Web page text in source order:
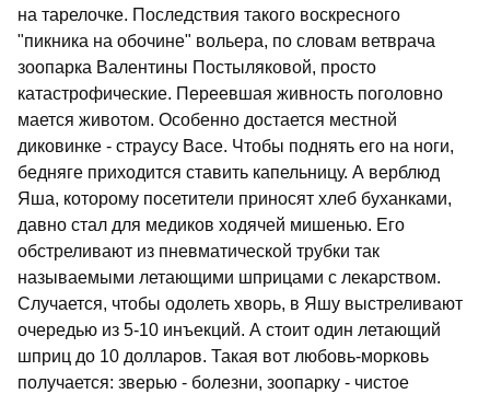
на тарелочке. Последствия такого воскресного
"пикника на обочине" вольера, по словам ветврача
зоопарка Валентины Постыляковой, просто
катастрофические. Переевшая живность поголовно
мается животом. Особенно достается местной
диковинке - страусу Васе. Чтобы поднять его на ноги,
бедняге приходится ставить капельницу. А верблюд
Яша, которому посетители приносят хлеб буханками,
давно стал для медиков ходячей мишенью. Его
обстреливают из пневматической трубки так
называемыми летающими шприцами с лекарством.
Случается, чтобы одолеть хворь, в Яшу выстреливают
очередью из 5-10 инъекций. А стоит один летающий
шприц до 10 долларов. Такая вот любовь-морковь
получается: зверью - болезни, зоопарку - чистое